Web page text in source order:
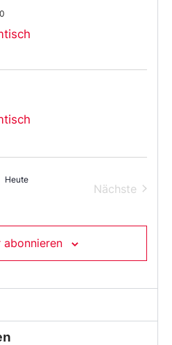
Heute
Nächste
abonnieren